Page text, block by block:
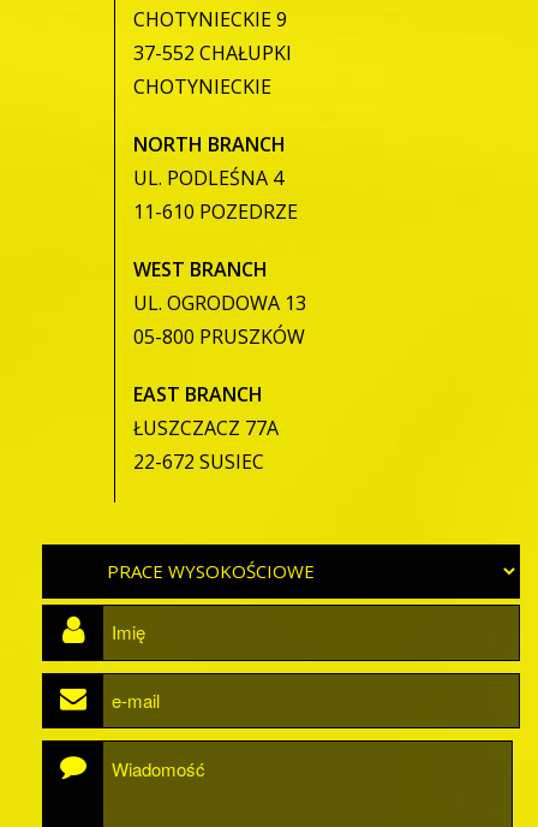
CHOTYNIECKIE 9
37-552 CHAŁUPKI
CHOTYNIECKIE
NORTH BRANCH
UL. PODLEŚNA 4
11-610 POZEDRZE
WEST BRANCH
UL. OGRODOWA 13
05-800 PRUSZKÓW
EAST BRANCH
ŁUSZCZACZ 77A
22-672 SUSIEC